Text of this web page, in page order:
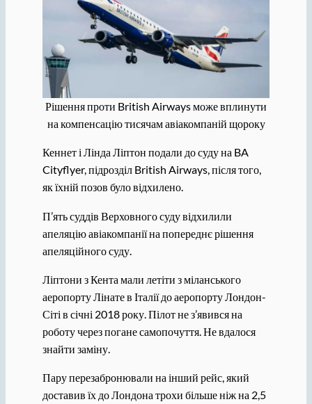
Рішення проти British Airways може вплинути
на компенсацію тисячам авіакомпаній щороку
Кеннет і Лінда Ліптон подали до суду на BA
Cityflyer, підрозділ British Airways, після того,
як їхній позов було відхилено.
П’ять суддів Верховного суду відхилили
апеляцію авіакомпанії на попереднє рішення
апеляційного суду.
Ліптони з Кента мали летіти з міланського
аеропорту Лінате в Італії до аеропорту Лондон-
Сіті в січні 2018 року. Пілот не з’явився на
роботу через погане самопочуття. Не вдалося
знайти заміну.
Пару перезабронювали на інший рейс, який
доставив їх до Лондона трохи більше ніж на 2,5